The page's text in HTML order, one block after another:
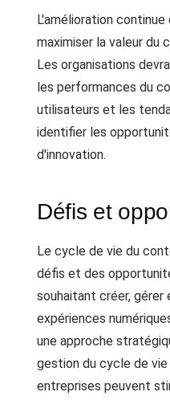
L'amélioration
maximiser la valeur du
Les organisations
les performances du
utilisateurs et les
identifier les
d'innovation.
Défis et
Le cycle de vie du
défis et des
souhaitant créer,
expériences
une approche
gestion du cycle de
entreprises peuvent